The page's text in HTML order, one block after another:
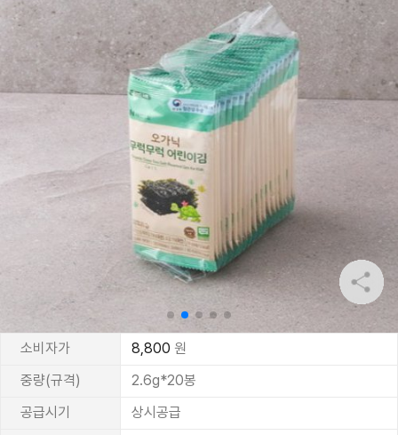
소비자가 8,800 원
중량(규격)
2.6g*20봉
공급시기
상시공급